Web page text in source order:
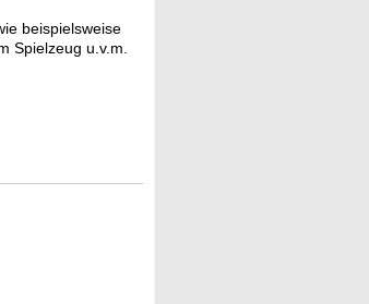
beispielsweise
Spielzeug u.v.m.